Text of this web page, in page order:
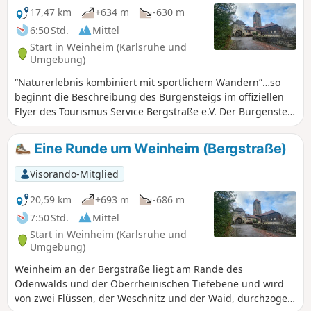
17,47 km +634 m
-630 m
6:50 Std.
Mittel
Start in Weinheim (Karlsruhe und
Umgebung)
“Naturerlebnis kombiniert mit sportlichem Wandern”…so
beginnt die Beschreibung des Burgensteigs im offiziellen
Flyer des Tourismus Service Bergstraße e.V. Der Burgensteig
führt von Darmstadt-Eberstadt entlang der Höhen des
Odenwaldes nach Heidelberg. Auf den rund 120 km
kommst Du an über 30 historischen Sehenswürdigkeiten
vorbei und kreuzt mit dem Nibelungensteig bei
Zwingenberg und dem Neckarsteig in Heidelberg zwei
weitere bekannte Steige. Wir waren so frei, hin und wieder
vom "Standard" abzuweichen. Die Etappen haben wir so
zusammengestellt, dass Du mit öffentlichen
Verkehrsmitteln an Deinen Startpunkt hin und von Deinem
Zielpunkt auch wieder weg kommst.
Eine Runde um Weinheim (Bergstraße)
Visorando-Mitglied
20,59 km
+693 m
-686 m
7:50 Std.
Mittel
Start in Weinheim (Karlsruhe und
Umgebung)
Weinheim an der Bergstraße liegt am Rande des
Odenwalds und der Oberrheinischen Tiefebene und wird
von zwei Flüssen, der Weschnitz und der Waid, durchzogen.